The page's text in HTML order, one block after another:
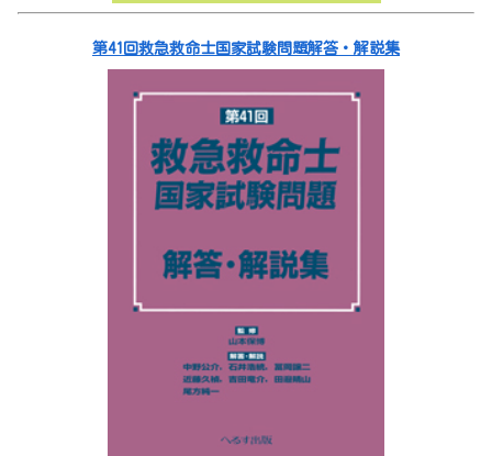
第41回救急救命士国家試験問題解答・解説集